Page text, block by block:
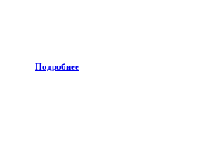
Подробнее